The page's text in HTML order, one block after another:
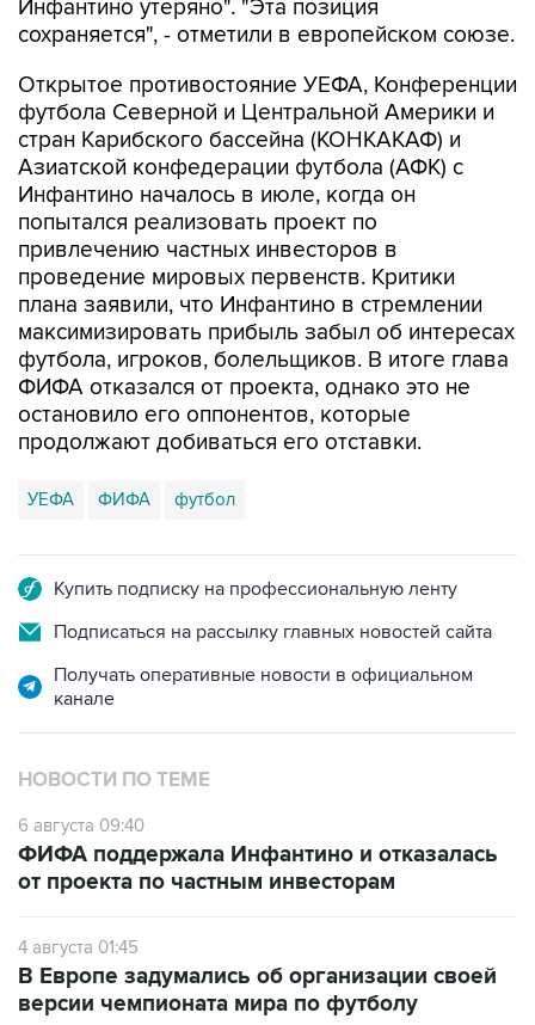
Инфантино утеряно". "Эта позиция
сохраняется", - отметили в европейском союзе.
Открытое противостояние УЕФА, Конференции
футбола Северной и Центральной Америки и
стран Карибского бассейна (КОНКАКАФ) и
Азиатской конфедерации футбола (АФК) с
Инфантино началось в июле, когда он
попытался реализовать проект по
привлечению частных инвесторов в
проведение мировых первенств. Критики
плана заявили, что Инфантино в стремлении
максимизировать прибыль забыл об интересах
футбола, игроков, болельщиков. В итоге глава
ФИФА отказался от проекта, однако это не
остановило его оппонентов, которые
продолжают добиваться его отставки.
УЕФА ФИФА футбол
Купить подписку на профессиональную ленту
Подписаться на рассылку главных новостей сайта
Получать оперативные новости в официальном
канале
НОВОСТИ ПО ТЕМЕ
6 августа 09:40
ФИФА поддержала Инфантино и отказалась
от проекта по частным инвесторам
4 августа 01:45
В Европе задумались об организации своей
версии чемпионата мира по футболу